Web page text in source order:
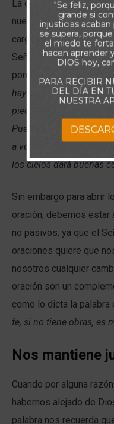
La oración es el medio
nuestros corazones y
carga. Siempre que se
Señor obrar para suplir
porque Él ya las
hay de vosotros, que si
piedra? ¿O si le pide un
Pues si vosotros,
a vuestros hijos,
los cielos dará buenas
Sin embargo para abrir
oración, debemos
no pasivos, ya que el
oraciones quiere que
nosotros cualquier
oración son un
como lo dicta la palabra
fe, si no tiene obras, es
Nos mantiene
Cuando por alguna
habernos alejado de
palabra nos recuerda
"Se feliz,
grande si
injusticias
se supera,
el miedo te
hacen aprender
DIOS hoy,
PARA RECIBIR
DEL DÍA EN
NUESTRA